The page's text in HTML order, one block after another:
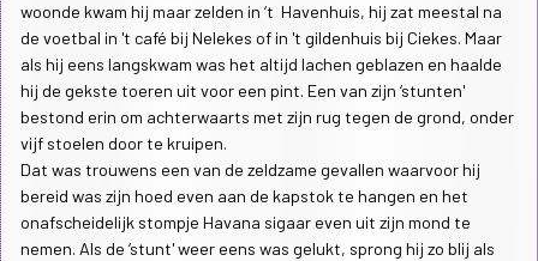
woonde kwam hij maar zelden in ‘t Havenhuis, hij zat meestal na
de voetbal in 't café bij Nelekes of in 't gildenhuis bij Ciekes. Maar
als hij eens langskwam was het altijd lachen geblazen en haalde
hij de gekste toeren uit voor een pint. Een van zijn ‘stunten'
bestond erin om achterwaarts met zijn rug tegen de grond, onder
vijf stoelen door te kruipen.
Dat was trouwens een van de zeldzame gevallen waarvoor hij
bereid was zijn hoed even aan de kapstok te hangen en het
onafscheidelijk stompje Havana sigaar even uit zijn mond te
nemen. Als de ‘stunt' weer eens was gelukt, sprong hij zo blij als